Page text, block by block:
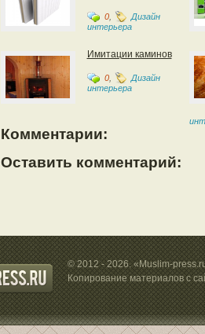
0,
Дизайн
интерьера
Имитации каминов
0,
Дизайн
интерьера
Комментарии:
Оставить комментарий:
© 2012 - 2026. «Muslim-
Копирование материалов с